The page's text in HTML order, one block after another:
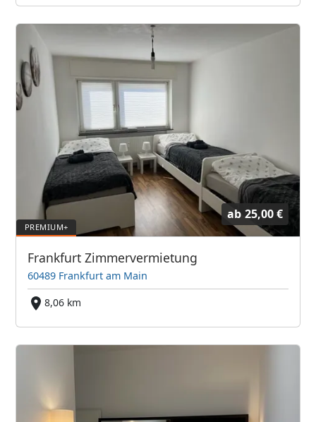
ab 25,00 €
Frankfurt Zimmervermietung
60489 Frankfurt am Main
8,06 km